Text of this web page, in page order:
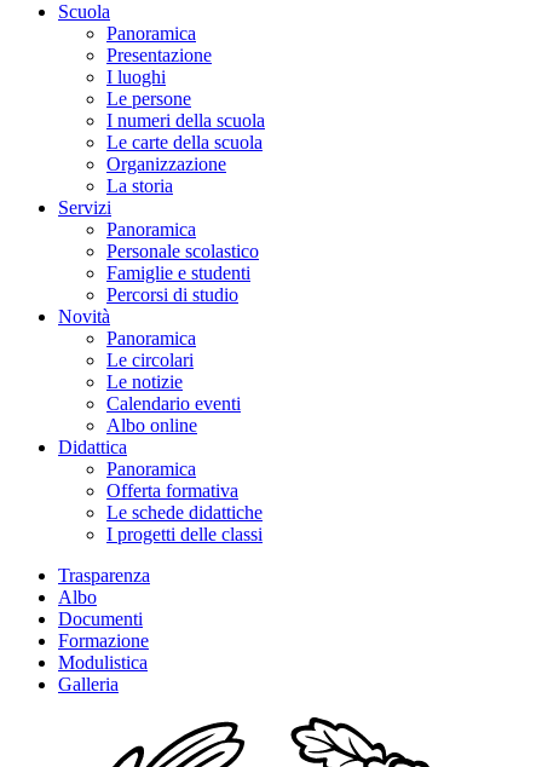
Scuola
Panoramica
Presentazione
I luoghi
Le persone
I numeri della scuola
Le carte della scuola
Organizzazione
La storia
Servizi
Panoramica
Personale scolastico
Famiglie e studenti
Percorsi di studio
Novità
Panoramica
Le circolari
Le notizie
Calendario eventi
Albo online
Didattica
Panoramica
Offerta formativa
Le schede didattiche
I progetti delle classi
Trasparenza
Albo
Documenti
Formazione
Modulistica
Galleria